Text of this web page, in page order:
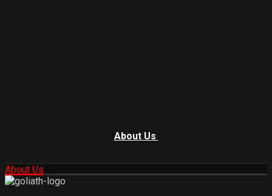
About Us
About Us